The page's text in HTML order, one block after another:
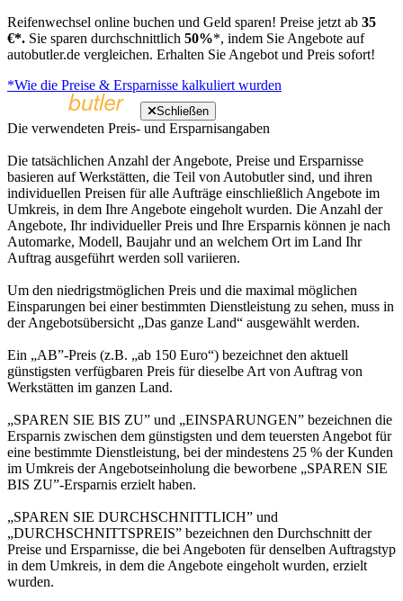
Reifenwechsel online buchen und Geld sparen! Preise jetzt ab 35
€*. Sie sparen durchschnittlich 50%*, indem Sie Angebote auf
autobutler.de vergleichen. Erhalten Sie Angebot und Preis sofort!
*Wie die Preise & Ersparnisse kalkuliert wurden
Schließen
Die verwendeten Preis- und Ersparnisangaben
Die tatsächlichen Anzahl der Angebote, Preise und Ersparnisse
basieren auf Werkstätten, die Teil von Autobutler sind, und ihren
individuellen Preisen für alle Aufträge einschließlich Angebote im
Umkreis, in dem Ihre Angebote eingeholt wurden. Die Anzahl der
Angebote, Ihr individueller Preis und Ihre Ersparnis können je nach
Automarke, Modell, Baujahr und an welchem Ort im Land Ihr
Auftrag ausgeführt werden soll variieren.
Um den niedrigstmöglichen Preis und die maximal möglichen
Einsparungen bei einer bestimmten Dienstleistung zu sehen, muss in
der Angebotsübersicht „Das ganze Land“ ausgewählt werden.
Ein „AB”-Preis (z.B. „ab 150 Euro“) bezeichnet den aktuell
günstigsten verfügbaren Preis für dieselbe Art von Auftrag von
Werkstätten im ganzen Land.
„SPAREN SIE BIS ZU” und „EINSPARUNGEN” bezeichnen die
Ersparnis zwischen dem günstigsten und dem teuersten Angebot für
eine bestimmte Dienstleistung, bei der mindestens 25 % der Kunden
im Umkreis der Angebotseinholung die beworbene „SPAREN SIE
BIS ZU”-Ersparnis erzielt haben.
„SPAREN SIE DURCHSCHNITTLICH” und
„DURCHSCHNITTSPREIS” bezeichnen den Durchschnitt der
Preise und Ersparnisse, die bei Angeboten für denselben Auftragstyp
in dem Umkreis, in dem die Angebote eingeholt wurden, erzielt
wurden.